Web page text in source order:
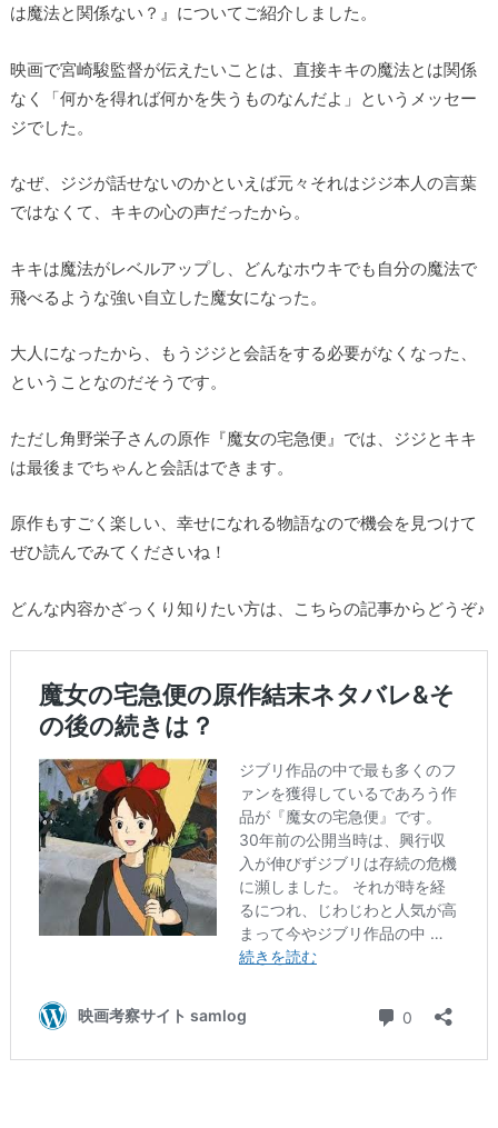
は魔法と関係ない？』についてご紹介しました。
映画で宮崎駿監督が伝えたいことは、直接キキの魔法とは関係
なく「何かを得れば何かを失うものなんだよ」というメッセー
ジでした。
なぜ、ジジが話せないのかといえば元々それはジジ本人の言葉
ではなくて、キキの心の声だったから。
キキは魔法がレベルアップし、どんなホウキでも自分の魔法で
飛べるような強い自立した魔女になった。
大人になったから、もうジジと会話をする必要がなくなった、
ということなのだそうです。
ただし角野栄子さんの原作『魔女の宅急便』では、ジジとキキ
は最後までちゃんと会話はできます。
原作もすごく楽しい、幸せになれる物語なので機会を見つけて
ぜひ読んでみてくださいね！
どんな内容かざっくり知りたい方は、こちらの記事からどうぞ♪